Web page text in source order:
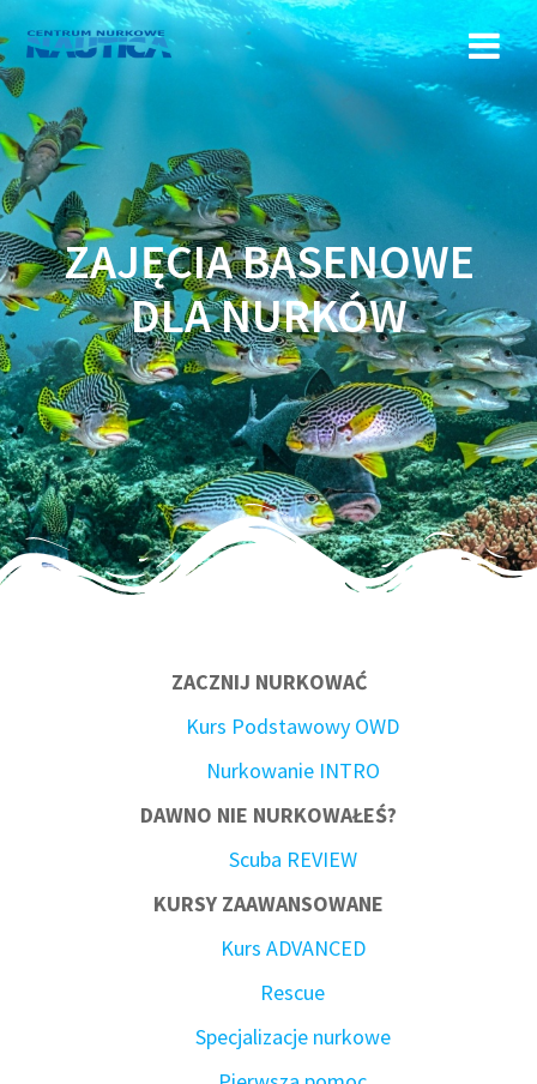
Przejdź
do
treści
ZAJĘCIA BASENOWE
DLA NURKÓW
ZACZNIJ NURKOWAĆ
Kurs Podstawowy OWD
Nurkowanie INTRO
DAWNO NIE NURKOWAŁEŚ?
Scuba REVIEW
KURSY ZAAWANSOWANE
Kurs ADVANCED
Rescue
Specjalizacje nurkowe